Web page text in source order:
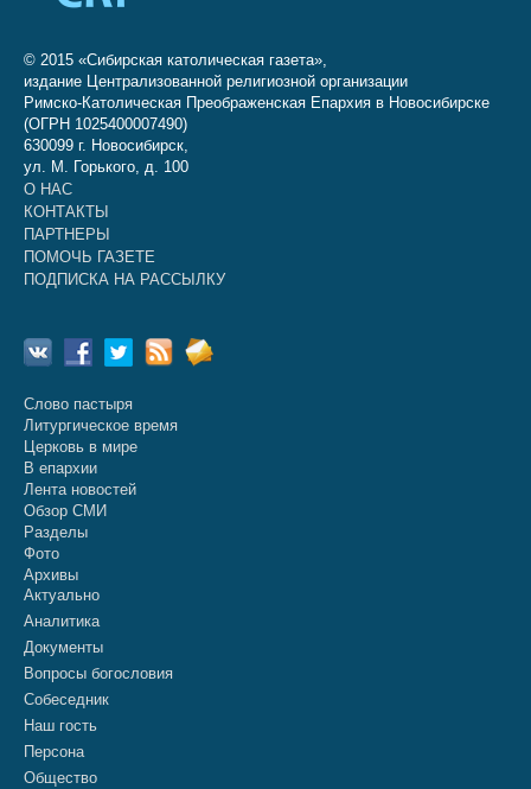
© 2015 «Сибирская католическая газета»,
издание Централизованной религиозной организации
Римско-Католическая Преображенская Епархия в Новосибирске
(ОГРН 1025400007490)
630099 г. Новосибирск,
ул. М. Горького, д. 100
О НАС
КОНТАКТЫ
ПАРТНЕРЫ
ПОМОЧЬ ГАЗЕТЕ
ПОДПИСКА НА РАССЫЛКУ
Слово пастыря
Литургическое время
Церковь в мире
В епархии
Лента новостей
Обзор СМИ
Разделы
Фото
Архивы
Актуально
Аналитика
Документы
Вопросы богословия
Собеседник
Наш гость
Персона
Общество